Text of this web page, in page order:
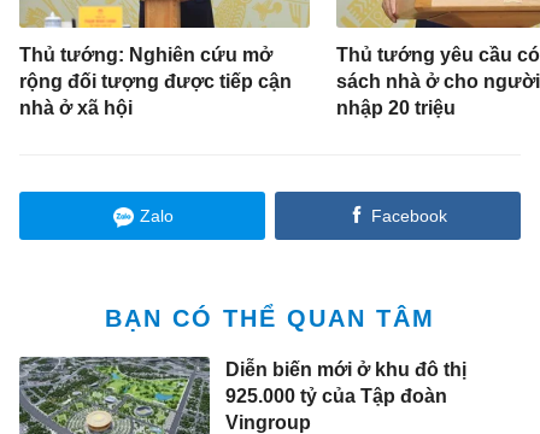
Thủ tướng: Nghiên cứu mở
rộng đối tượng được tiếp cận
nhà ở xã hội
Thủ tướng yêu cầu
sách nhà ở cho
nhập 20 triệu
Zalo Facebook
BẠN CÓ THỂ QUAN TÂM
Diễn biến mới ở khu đô thị
925.000 tỷ của Tập đoàn
Vingroup